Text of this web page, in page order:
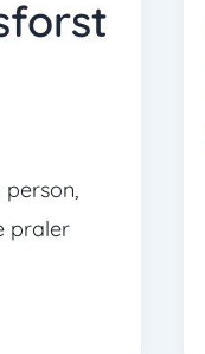
praler